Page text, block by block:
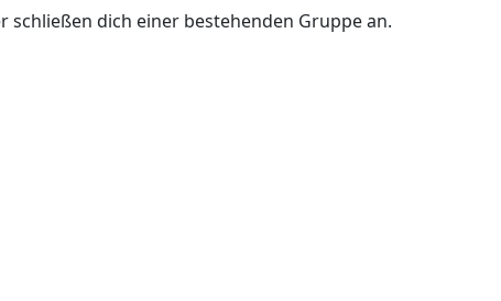
dich einer bestehenden Gruppe an.